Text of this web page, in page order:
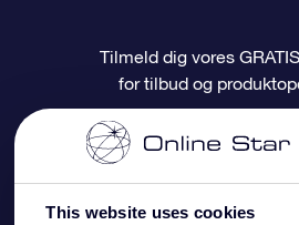
This website uses cookies
Anmeldelser
OSR Gavekortet
Firmagaver
Personliggjort Stjerneside
One Million Stars
OSR Stjerne-pauseskærm
Betalingsinformation
Forsendelsesoplysninger
Returpolitik
Tilmeld dig vores
for tilbud og